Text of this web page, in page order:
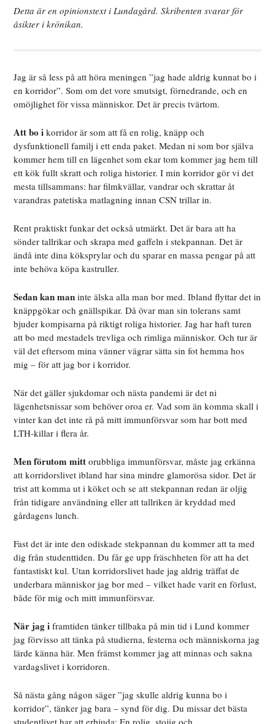
Detta är en opinionstext i Lundagård. Skribenten svarar för
åsikter i krönikan.
Jag är så less på att höra meningen ”jag hade aldrig kunnat bo i
en korridor”. Som om det vore smutsigt, förnedrande, och en
omöjlighet för vissa människor. Det är precis tvärtom.
Att bo i korridor är som att få en rolig, knäpp och
dysfunktionell familj i ett enda paket. Medan ni som bor själva
kommer hem till en lägenhet som ekar tom kommer jag hem till
ett kök fullt skratt och roliga historier. I min korridor gör vi det
mesta tillsammans: har filmkvällar, vandrar och skrattar åt
varandras patetiska matlagning innan CSN trillar in.
Rent praktiskt funkar det också utmärkt. Det är bara att ha
sönder tallrikar och skrapa med gaffeln i stekpannan. Det är
ändå inte dina köksprylar och du sparar en massa pengar på att
inte behöva köpa kastruller.
Sedan kan man inte älska alla man bor med. Ibland flyttar det in
knäppgökar och gnällspikar. Då övar man sin tolerans samt
bjuder kompisarna på riktigt roliga historier. Jag har haft turen
att bo med mestadels trevliga och rimliga människor. Och tur är
väl det eftersom mina vänner vägrar sätta sin fot hemma hos
mig – för att jag bor i korridor.
När det gäller sjukdomar och nästa pandemi är det ni
lägenhetsnissar som behöver oroa er. Vad som än komma skall i
vinter kan det inte rå på mitt immunförsvar som har bott med
LTH-killar i flera år.
Men förutom mitt orubbliga immunförsvar, måste jag erkänna
att korridorslivet ibland har sina mindre glamorösa sidor. Det är
trist att komma ut i köket och se att stekpannan redan är oljig
från tidigare användning eller att tallriken är kryddad med
gårdagens lunch.
Fast det är inte den odiskade stekpannan du kommer att ta med
dig från studenttiden. Du får ge upp fräschheten för att ha det
fantastiskt kul. Utan korridorslivet hade jag aldrig träffat de
underbara människor jag bor med – vilket hade varit en förlust,
både för mig och mitt immunförsvar.
När jag i framtiden tänker tillbaka på min tid i Lund kommer
jag förvisso att tänka på studierna, festerna och människorna jag
lärde känna här. Men främst kommer jag att minnas och sakna
vardagslivet i korridoren.
Så nästa gång någon säger ”jag skulle aldrig kunna bo i
korridor”, tänker jag bara – synd för dig. Du missar det bästa